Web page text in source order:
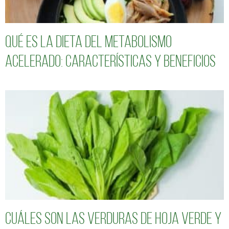
Qué es la dieta del metabolismo
acelerado: características y beneficios
Cuáles son las verduras de hoja verde y